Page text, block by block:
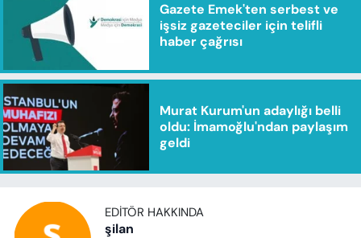
Gazete Emek'ten serbest ve
işsiz gazeteciler için telifli
haber çağrısı
Murat Kurum'un adaylığı belli
oldu: İmamoğlu'ndan paylaşım
geldi
EDITÖR HAKKINDA
şilan